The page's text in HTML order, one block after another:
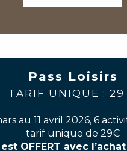
Pass Loisirs
TARIF UNIQUE :
au 11 avril 2026, 6
tarif unique de 29€
est OFFERT avec